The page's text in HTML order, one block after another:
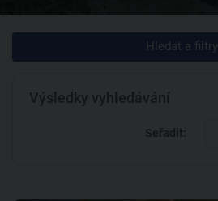
Hledat a filtry
Výsledky vyhledávání
Seřadit: